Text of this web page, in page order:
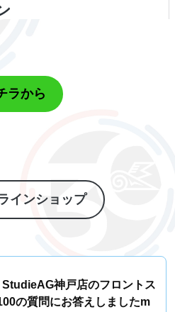
ラから
インショップ
StudieAG神戸店のフロントス
の質問にお答えしましたm